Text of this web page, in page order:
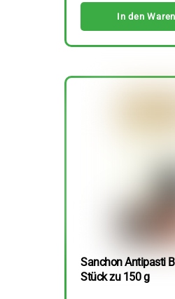
In den
Sanchon Antipasti
Stück zu 150 g